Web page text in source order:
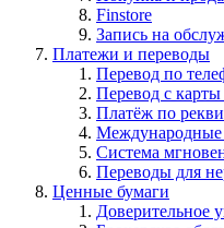
Finstore
Запись на
Платежи и переводы
Перевод по
Перевод с карты
Платёж по
Международные
Система
Переводы для
Ценные бумаги
Доверительное